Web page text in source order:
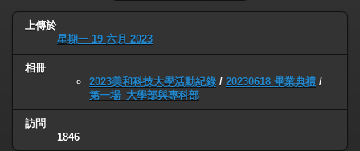
上傳於
星期一 19 六月 2023
相冊
2023美和科技大學活動紀錄 / 20230618 畢業典禮 /
第一場_大學部與專科部
訪問
1846